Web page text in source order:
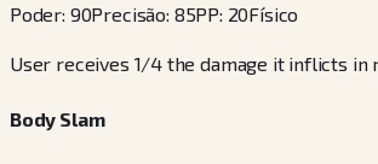
Poder: 90Precisão: 85PP: 20Físico
User receives 1/4 the damage it inflicts in
Body Slam